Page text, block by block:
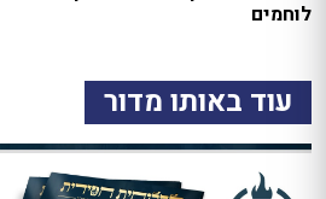
לוחמים
עוד באותו מדור